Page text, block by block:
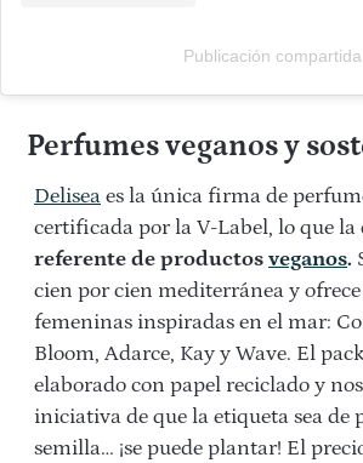
Publicación compartida
Perfumes veganos y
Delisea es la única firma de
certificada por la V-Label, lo que la
referente de productos veganos.
cien por cien mediterránea y
femeninas inspiradas en el mar:
Bloom, Adarce, Kay y Wave. El
elaborado con papel reciclado y
iniciativa de que la etiqueta sea de
semilla… ¡se puede plantar! El